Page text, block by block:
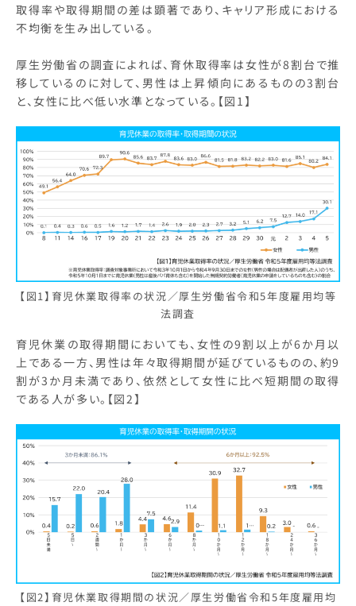
取得率や取得期間の差は顕著であり、キャリア形成における
不均衡を生み出している。
厚生労働省の調査によれば、育休取得率は女性が8割台で推
移しているのに対して、男性は上昇傾向にあるものの3割台
と、女性に比べ低い水準となっている。【図1】
【図1】育児休業取得率の状況／厚生労働省令和5年度雇用均等
法調査
育児休業の取得期間においても、女性の9割以上が6か月以
上である一方、男性は年々取得期間が延びているものの、約9
割が3か月未満であり、依然として女性に比べ短期間の取得
である人が多い。【図2】
【図2】育児休業取得期間の状況／厚生労働省令和5年度雇用均